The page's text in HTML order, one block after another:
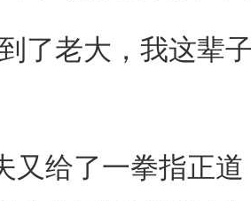
老大，我这辈子
给了一拳指正道